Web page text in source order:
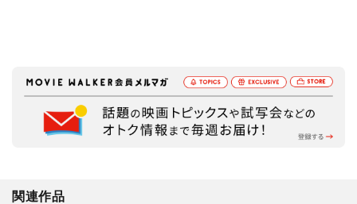
関連作品